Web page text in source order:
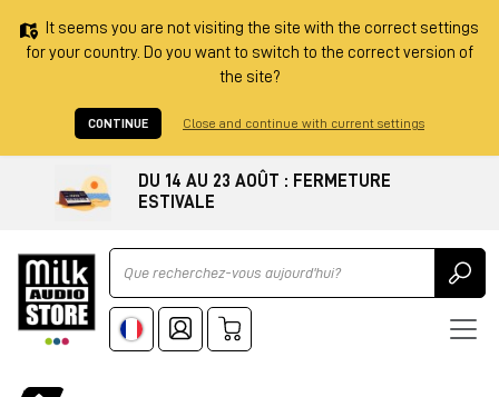
It seems you are not visiting the site with the correct settings
for your country. Do you want to switch to the correct version of
the site?
CONTINUE Close and continue with current settings
DU 14 AU 23 AOÛT : FERMETURE
ESTIVALE
Ricerca